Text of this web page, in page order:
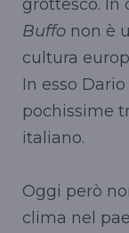
grottesco. In
Buffo non è
cultura
In esso
pochissime
italiano.
Oggi però
clima nel